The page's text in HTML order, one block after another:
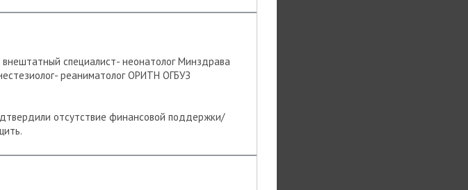
внештатный специалист- неонатолог Минздрава
реаниматолог ОРИТН ОГБУЗ
отсутствие финансовой поддержки/